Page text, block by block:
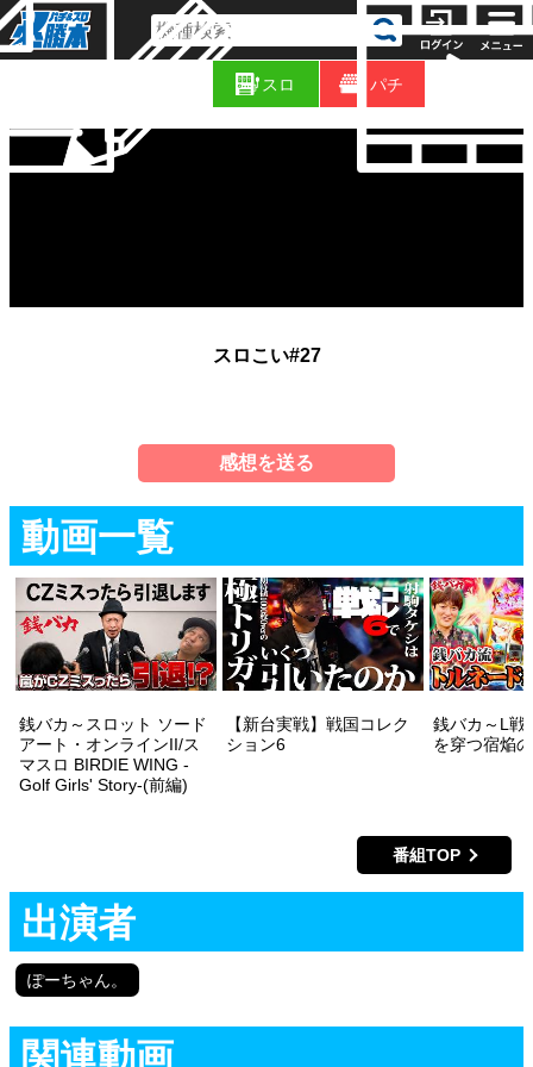
コ
ラ
ム
スロ パチ
スロこい#27
感想を送る
動画一覧
銭バカ～スロット ソード
アート・オンラインII/ス
マスロ BIRDIE WING -
Golf Girls' Story-(前編)
【新台実戦】戦国コレク
ション6
銭バカ～L戦
を穿つ宿焔
番組TOP
出演者
ぽーちゃん。
関連動画